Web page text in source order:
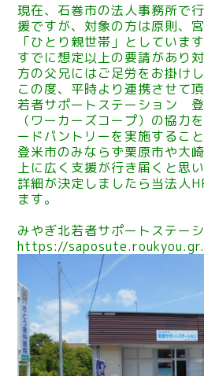
現在、石巻市の法人事務所で
援ですが、対象の方は原則、
「ひとり親世帯」としています
すでに想定以上の要請があり
方の父兄にはご足労をお掛け
この度、平時より連携させて
若者サポートステーション 登
（ワーカーズコープ）の協力
ードパントリーを実施すること
登米市のみならず栗原市や大
上に広く支援が行き届くと思い
詳細が決定しましたら当法人
ます。
みやぎ北若者サポートステー
https://